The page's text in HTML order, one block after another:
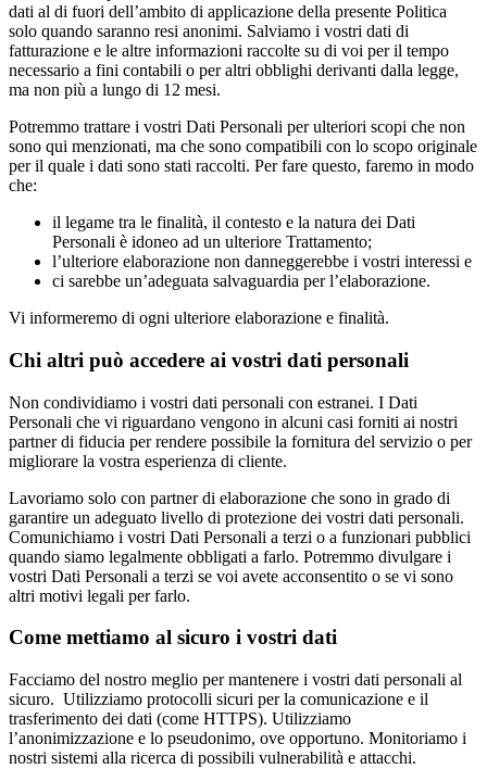
dati al di fuori dell’ambito di applicazione della presente Politica
solo quando saranno resi anonimi. Salviamo i vostri dati di
fatturazione e le altre informazioni raccolte su di voi per il tempo
necessario a fini contabili o per altri obblighi derivanti dalla legge,
ma non più a lungo di 12 mesi.
Potremmo trattare i vostri Dati Personali per ulteriori scopi che non
sono qui menzionati, ma che sono compatibili con lo scopo originale
per il quale i dati sono stati raccolti. Per fare questo, faremo in modo
che:
il legame tra le finalità, il contesto e la natura dei Dati
Personali è idoneo ad un ulteriore Trattamento;
l’ulteriore elaborazione non danneggerebbe i vostri interessi e
ci sarebbe un’adeguata salvaguardia per l’elaborazione.
Vi informeremo di ogni ulteriore elaborazione e finalità.
Chi altri può accedere ai vostri dati personali
Non condividiamo i vostri dati personali con estranei. I Dati
Personali che vi riguardano vengono in alcuni casi forniti ai nostri
partner di fiducia per rendere possibile la fornitura del servizio o per
migliorare la vostra esperienza di cliente.
Lavoriamo solo con partner di elaborazione che sono in grado di
garantire un adeguato livello di protezione dei vostri dati personali.
Comunichiamo i vostri Dati Personali a terzi o a funzionari pubblici
quando siamo legalmente obbligati a farlo. Potremmo divulgare i
vostri Dati Personali a terzi se voi avete acconsentito o se vi sono
altri motivi legali per farlo.
Come mettiamo al sicuro i vostri dati
Facciamo del nostro meglio per mantenere i vostri dati personali al
sicuro. Utilizziamo protocolli sicuri per la comunicazione e il
trasferimento dei dati (come HTTPS). Utilizziamo
l’anonimizzazione e lo pseudonimo, ove opportuno. Monitoriamo i
nostri sistemi alla ricerca di possibili vulnerabilità e attacchi.